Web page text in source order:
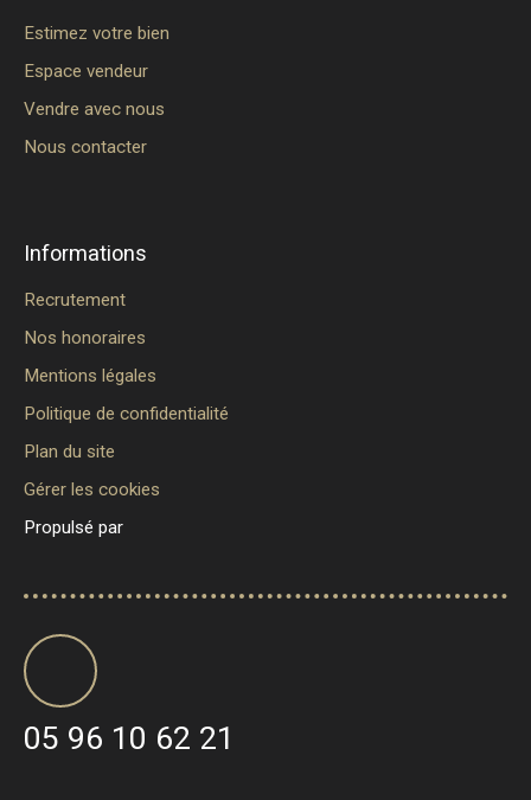
Estimez votre bien
Espace vendeur
Vendre avec nous
Nous contacter
Informations
Recrutement
Nos honoraires
Mentions légales
Politique de confidentialité
Plan du site
Gérer les cookies
Propulsé par
05 96 10 62 21